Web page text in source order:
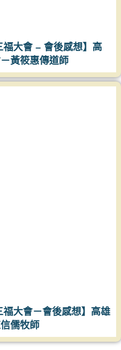
福大會 – 會後感想】高
黃筱惠傳道師
福大會－會後感想】高雄
儒牧師